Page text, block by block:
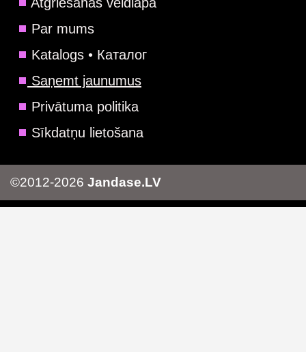
Par mums
Katalogs • Каталог
Saņemt jaunumus
Privātuma politika
Sīkdatņu lietošana
©2012-2026 Jandase.LV